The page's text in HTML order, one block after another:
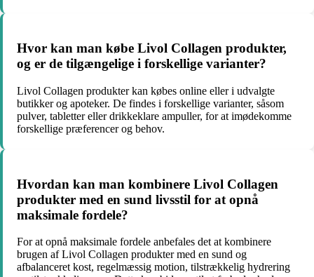
Hvor kan man købe Livol Collagen produkter,
og er de tilgængelige i forskellige varianter?
Livol Collagen produkter kan købes online eller i udvalgte
butikker og apoteker. De findes i forskellige varianter, såsom
pulver, tabletter eller drikkeklare ampuller, for at imødekomme
forskellige præferencer og behov.
Hvordan kan man kombinere Livol Collagen
produkter med en sund livsstil for at opnå
maksimale fordele?
For at opnå maksimale fordele anbefales det at kombinere
brugen af Livol Collagen produkter med en sund og
afbalanceret kost, regelmæssig motion, tilstrækkelig hydrering